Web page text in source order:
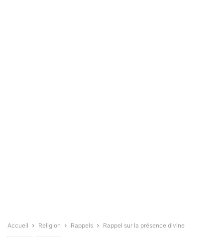
Accueil Religion Rappels Rappel sur la présence divine